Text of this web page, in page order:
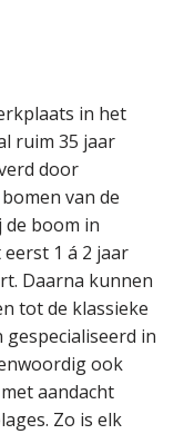
in het
ruim 35 jaar
door
van de
de boom in
1 á 2 jaar
Daarna kunnen
tot de klassieke
gespecialiseerd in
ook
aandacht
Zo is elk